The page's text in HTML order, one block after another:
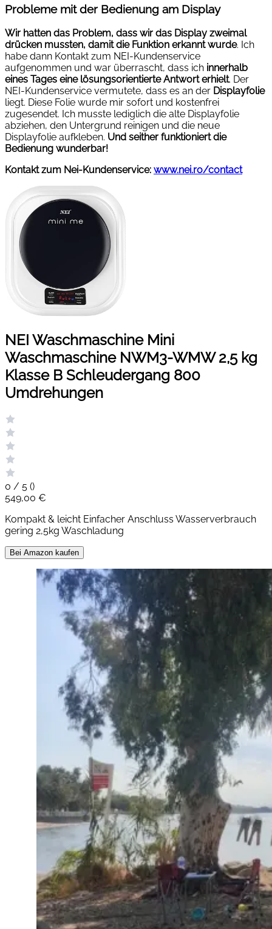
Probleme mit der Bedienung am Display
Wir hatten das Problem, dass wir das Display zweimal
drücken mussten, damit die Funktion erkannt wurde. Ich
habe dann Kontakt zum NEI-Kundenservice
aufgenommen und war überrascht, dass ich innerhalb
eines Tages eine lösungsorientierte Antwort erhielt. Der
NEI-Kundenservice vermutete, dass es an der Displayfolie
liegt. Diese Folie wurde mir sofort und kostenfrei
zugesendet. Ich musste lediglich die alte Displayfolie
abziehen, den Untergrund reinigen und die neue
Displayfolie aufkleben. Und seither funktioniert die
Bedienung wunderbar!
Kontakt zum Nei-Kundenservice: www.nei.ro/contact
NEI Waschmaschine Mini
Waschmaschine NWM3-WMW 2,5 kg
Klasse B Schleudergang 800
Umdrehungen
0 / 5 ()
549,00 €
Kompakt & leicht Einfacher Anschluss Wasserverbrauch
gering 2,5kg Waschladung
Bei Amazon kaufen